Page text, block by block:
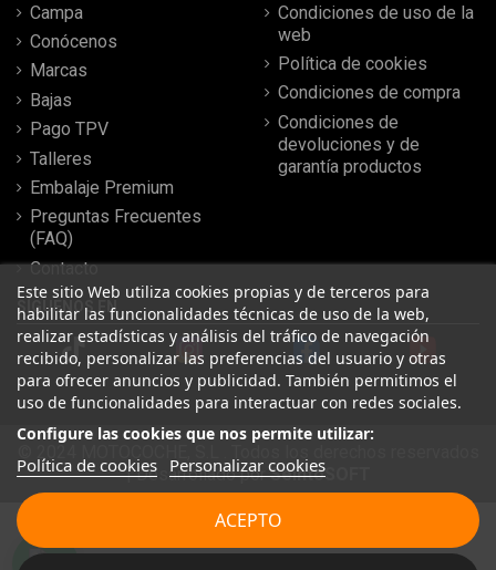
Leer más reseñas
Campa
Conócenos
Marcas
Bajas
Pago TPV
Talleres
Embalaje Premium
Preguntas Frecuentes
(FAQ)
Contacto
Condiciones de uso de la
web
Política de cookies
Condiciones de compra
Condiciones de
devoluciones y de
garantía productos
Este sitio Web utiliza cookies propias y de terceros para
habilitar las funcionalidades técnicas de uso de la web,
realizar estadísticas y análisis del tráfico de navegación
recibido, personalizar las preferencias del usuario y otras
para ofrecer anuncios y publicidad. También permitimos el
uso de funcionalidades para interactuar con redes sociales.
Configure las cookies que nos permite utilizar:
Política de cookies Personalizar cookies
ACEPTO
SÍGUENOS EN
| Desarrollado porSeintoSOFT